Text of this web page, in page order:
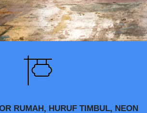
RUMAH, HURUF TIMBUL, NEON